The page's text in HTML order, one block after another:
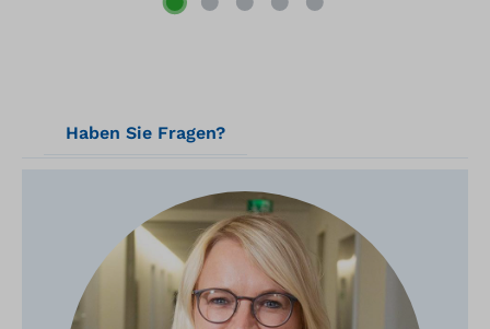
problemlose Aufnahme mit Besen,
verschiedenen Säuren < PH 4 verfärbt
sich Power-Safe ® gelb! (durch
Haben Sie Fragen?